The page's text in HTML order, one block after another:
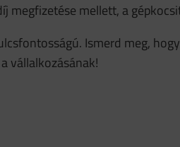
megfizetése mellett, a
Ismerd meg,
vállalkozásának!